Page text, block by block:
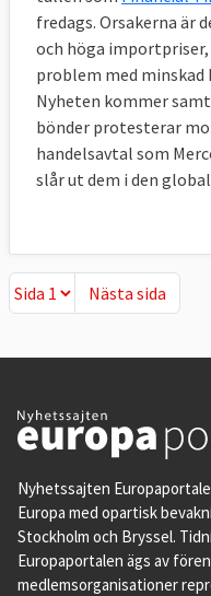
fredags. Orsakerna är
och höga
problem med minskad
Nyheten kommer
bönder protesterar
handelsavtal som
slår ut dem i den
Nästa sida
Nästa sida
Nyhetssajten
Europa med opartisk
Stockholm och Bryssel.
Europaportalen ägs av
medlemsorganisationer